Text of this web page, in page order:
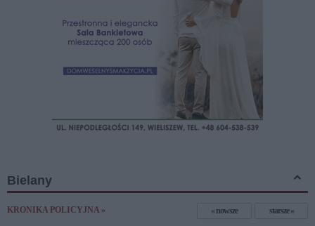
Bielany
KRONIKA POLICYJNA » nowsze starsze